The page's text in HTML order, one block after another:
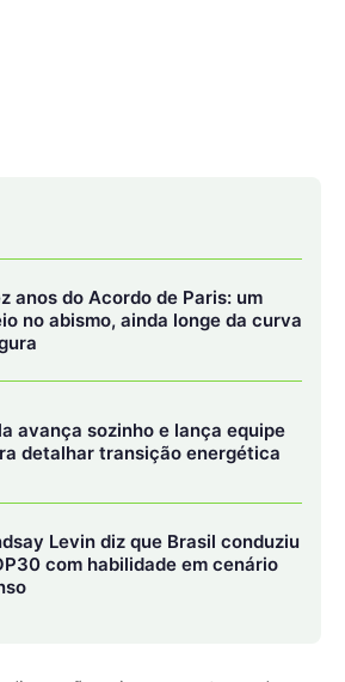
discussões giraram em torno da
floresta e da bioeconomia de base
Janeiro (RJ), as vozes da Mata
a perda acelerada de
de comunidades periféricas
Em Porto Alegre (RS), o Pampa
familiar.
Caruaru (PE), durante a Caatinga
e transição energética justa. Em